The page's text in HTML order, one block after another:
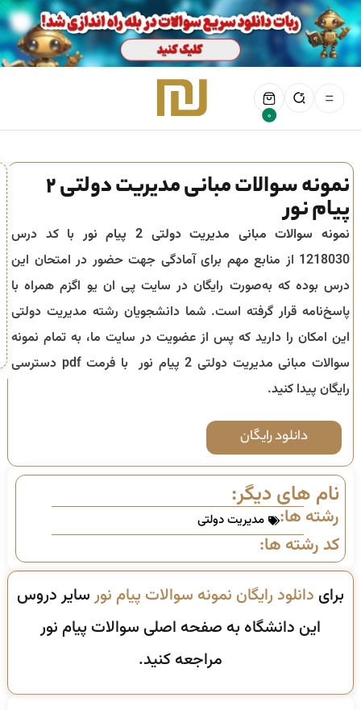
0
نمونه سوالات مبانی مدیریت دولتی 2
پیام نور
نمونه سوالات مبانی مدیریت دولتی 2 پیام نور
با کد درس
1218030 از منابع مهم برای آمادگی جهت حضور در امتحان این
درس بوده که به‌صورت رایگان در سایت پی ان یو اگزم همراه با
پاسخ‌نامه قرار گرفته است. شما دانشجویان رشته مدیریت دولتی
این امکان را دارید که پس از عضویت در سایت ما، به تمام نمونه
سوالات مبانی مدیریت دولتی 2 پیام نور با فرمت pdf دسترسی
رایگان پیدا کنید.
دانلود رایگان
نام های دیگر:
رشته ها: مدیریت دولتی
کد رشته ها:
برای دانلود رایگان نمونه سوالات پیام نورسایر دروس
این دانشگاه به صفحه اصلی سوالات پیام نور
مراجعه کنید.